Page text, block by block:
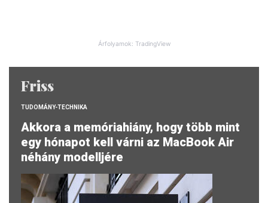
Árfolyamok: TradingView
Friss
TUDOMÁNY-TECHNIKA
Akkora a memóriahiány, hogy több mint
egy hónapot kell várni az MacBook Air
néhány modelljére